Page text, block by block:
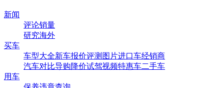
新闻
评论销量
研究海外
买车
车型大全新车报价评测 图片进口车经销商
汽车对比导购降价试驾视频特惠车二手车
用车